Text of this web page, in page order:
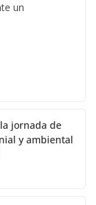
un
jornada de
y ambiental